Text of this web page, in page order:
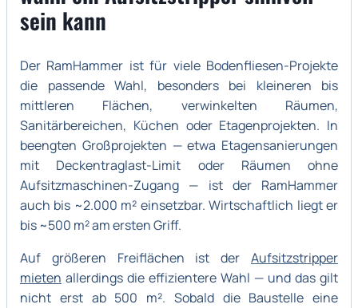
sein kann
Der RamHammer ist für viele Bodenfliesen-Projekte
die passende Wahl, besonders bei kleineren bis
mittleren Flächen, verwinkelten Räumen,
Sanitärbereichen, Küchen oder Etagenprojekten. In
beengten Großprojekten — etwa Etagensanierungen
mit Deckentraglast-Limit oder Räumen ohne
Aufsitzmaschinen-Zugang — ist der RamHammer
auch bis ~2.000 m² einsetzbar. Wirtschaftlich liegt er
bis ~500 m² am ersten Griff.
Auf größeren Freiflächen ist der Aufsitzstripper
mieten allerdings die effizientere Wahl — und das gilt
nicht erst ab 500 m². Sobald die Baustelle eine